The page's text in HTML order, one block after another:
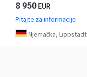
8 950 EUR
Pitajte za informacije
Njemačka, Lippstadt